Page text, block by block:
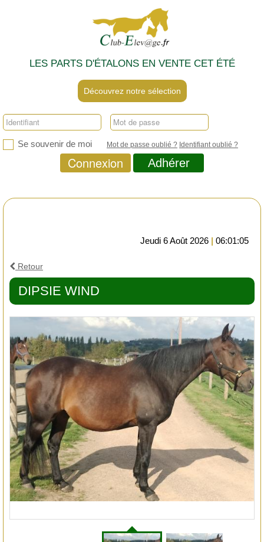
LES PARTS D'ÉTALONS EN VENTE CET ÉTÉ
Découvrez notre sélection
Se souvenir de moi Mot de passe oublié ? Identifiant oublié ?
Connexion Adhérer
Jeudi 6 Août 2026 | 06:01:05
Retour
DIPSIE WIND